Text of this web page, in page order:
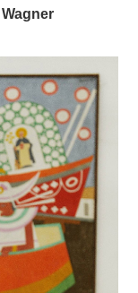
Wagner